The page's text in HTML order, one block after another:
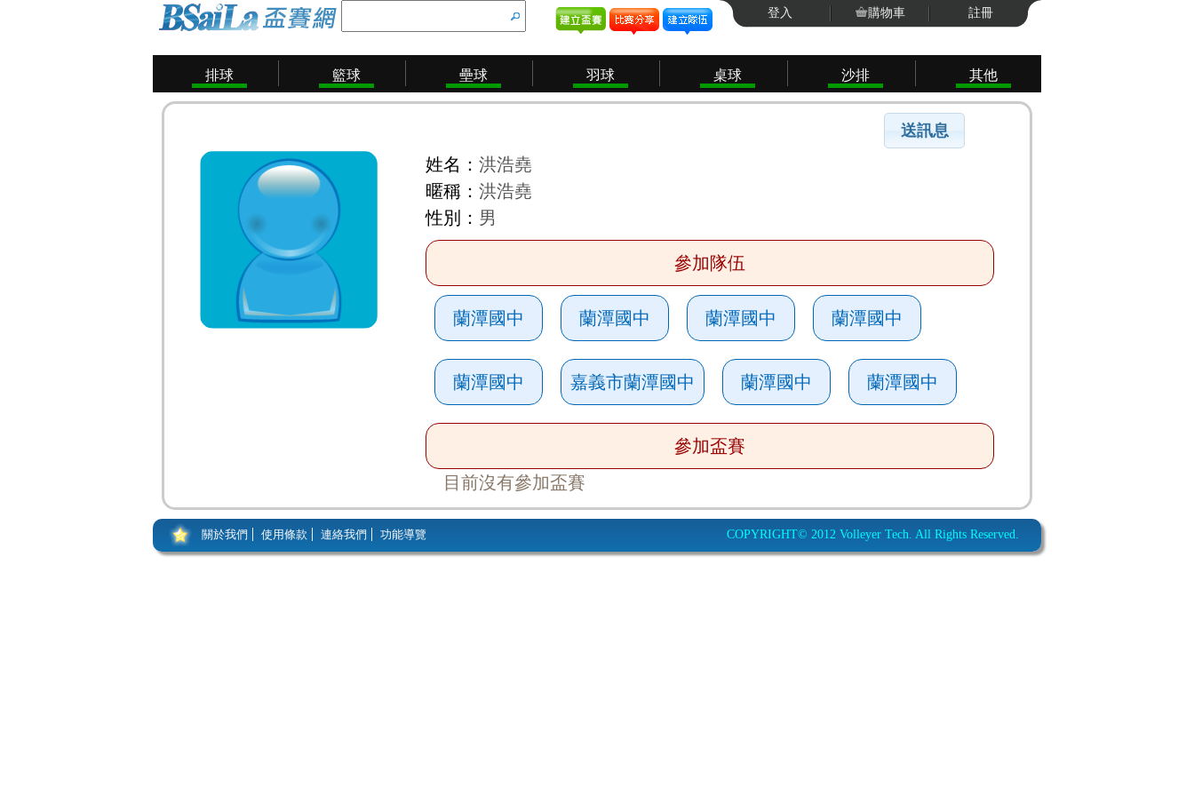
登入 購物車 註冊
排球 籃球 壘球 羽球 桌球 沙排 其他
姓名： 洪浩堯
暱稱： 洪浩堯
性別： 男
參加隊伍
蘭潭國中 蘭潭國中 蘭潭國中 蘭潭國中
蘭潭國中 嘉義市蘭潭國中 蘭潭國中 蘭潭國中
參加盃賽
目前沒有參加盃賽
關於我們 使用條款 連絡我們 功能導覽 COPYRIGHT© 2012 Volleyer Tech. All Rights Reserved.